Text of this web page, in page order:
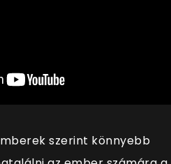
szerint könnyebb